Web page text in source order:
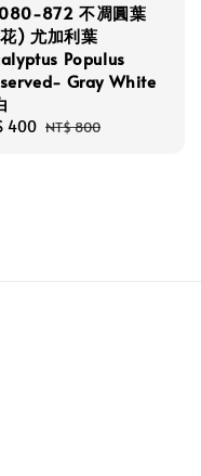
872 不凋圓葉
) 尤加利葉
Populus
Gray White
400 Regular
NT$ 800